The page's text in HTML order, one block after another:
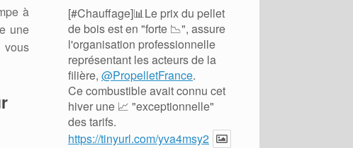
à
une
[#Chauffage]📊Le prix du pellet
de bois est en "forte 📉", assure
l'organisation professionnelle
représentant les acteurs de la
filière,@PropelletFrance.
Ce combustible avait connu cet
hiver une 📈 "exceptionnelle"
des tarifs.
https://tinyurl.com/yva4msy2